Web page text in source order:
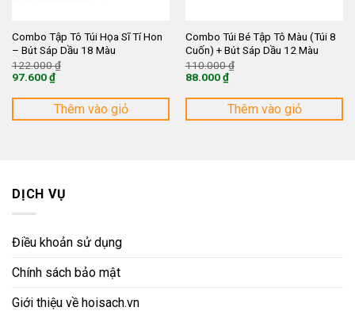
Combo Tập Tô Túi Họa Sĩ Tí Hon
– Bút Sáp Dầu 18 Màu
122.000₫
122.000 ₫.
97.600₫
hiện
là:
Thêm vào giỏ
Combo Túi Bé Tập Tô Màu (Túi 8
Cuốn) + Bút Sáp Dầu 12 Màu
110.000₫
110.000 ₫.
88.000₫
hiện
là:
Thêm vào giỏ
DỊCH VỤ
Điều khoản sử dụng
Chính sách bảo mật
Giới thiệu về hoisach.vn